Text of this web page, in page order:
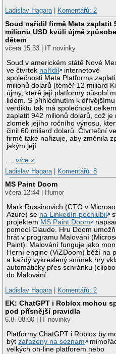
Ladislav Hagara| Komentářů: 2
Soud nařídil firmě Meta zaplatit
milionů USD kvůli újmě
dětem
včera 15:33 | IT novinky
Soud v americkém státě Nové
ve čtvrtek nařídil
internetové
společnosti Meta Platforms
milionů dolarů (téměř 12 miliard
újmy, které její platformy působí
lidem. S přihlédnutím k dřívějšímu
verdiktu tak má společnost celkem
zaplatit 942 milionů dolarů, což je
zlomek jejího ročního výnosu,
činil 60 miliard dolarů. Čtvrteční
firmě také nařizuje, aby změnila
jakým její
…více »
Ladislav Hagara
Komentářů: 8
MS Paint Doom
včera 12:44 | Humor
Mark Russinovich (CTO v
Azure) se na LinkedIn pochlubil
projektem MS Paint Doom
pomocí Claude. Hru Doom
hrát v programu Malování
Paint). Malování funguje jako
Herní engine (ViZDoom) běží na
a každý vykreslený snímek hry
automaticky přes schránku
do Malování.
Ladislav Hagara
Komentářů: 2
EK: ChatGPT i Roblox mohou
pod přísnější pravidla
6.8. 08:00 | IT novinky
Platformy ChatGPT i Roblox by
býtzařazeny na seznam
velkých on-line platforem nebo